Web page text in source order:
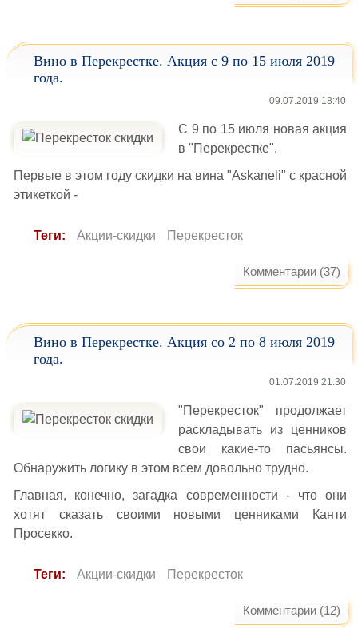
Вино в Перекрестке. Акция с 9 по 15 июля 2019
года.
09.07.2019 18:40
С 9 по 15 июля новая акция
в "Перекрестке".
Первые в этом году скидки на вина "Askaneli" с красной
этикеткой -
Теги: Акции-скидки Перекресток
Комментарии (37)
Вино в Перекрестке. Акция со 2 по 8 июля 2019
года.
01.07.2019 21:30
"Перекресток" продолжает
раскладывать из ценников
свои какие-то пасьянсы.
Обнаружить логику в этом всем довольно трудно.
Главная, конечно, загадка современности - что они
хотят сказать своими новыми ценниками Канти
Просекко.
Теги: Акции-скидки Перекресток
Комментарии (12)